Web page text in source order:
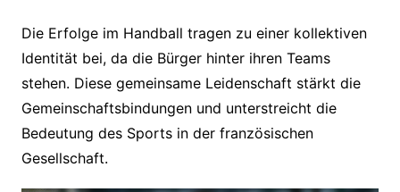
Die Erfolge im Handball tragen zu einer kollektiven
Identität bei, da die Bürger hinter ihren Teams
stehen. Diese gemeinsame Leidenschaft stärkt die
Gemeinschaftsbindungen und unterstreicht die
Bedeutung des Sports in der französischen
Gesellschaft.